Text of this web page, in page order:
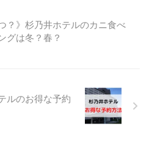
？》杉乃井ホテルのカニ食べ
グは冬？春？
ルのお得な予約